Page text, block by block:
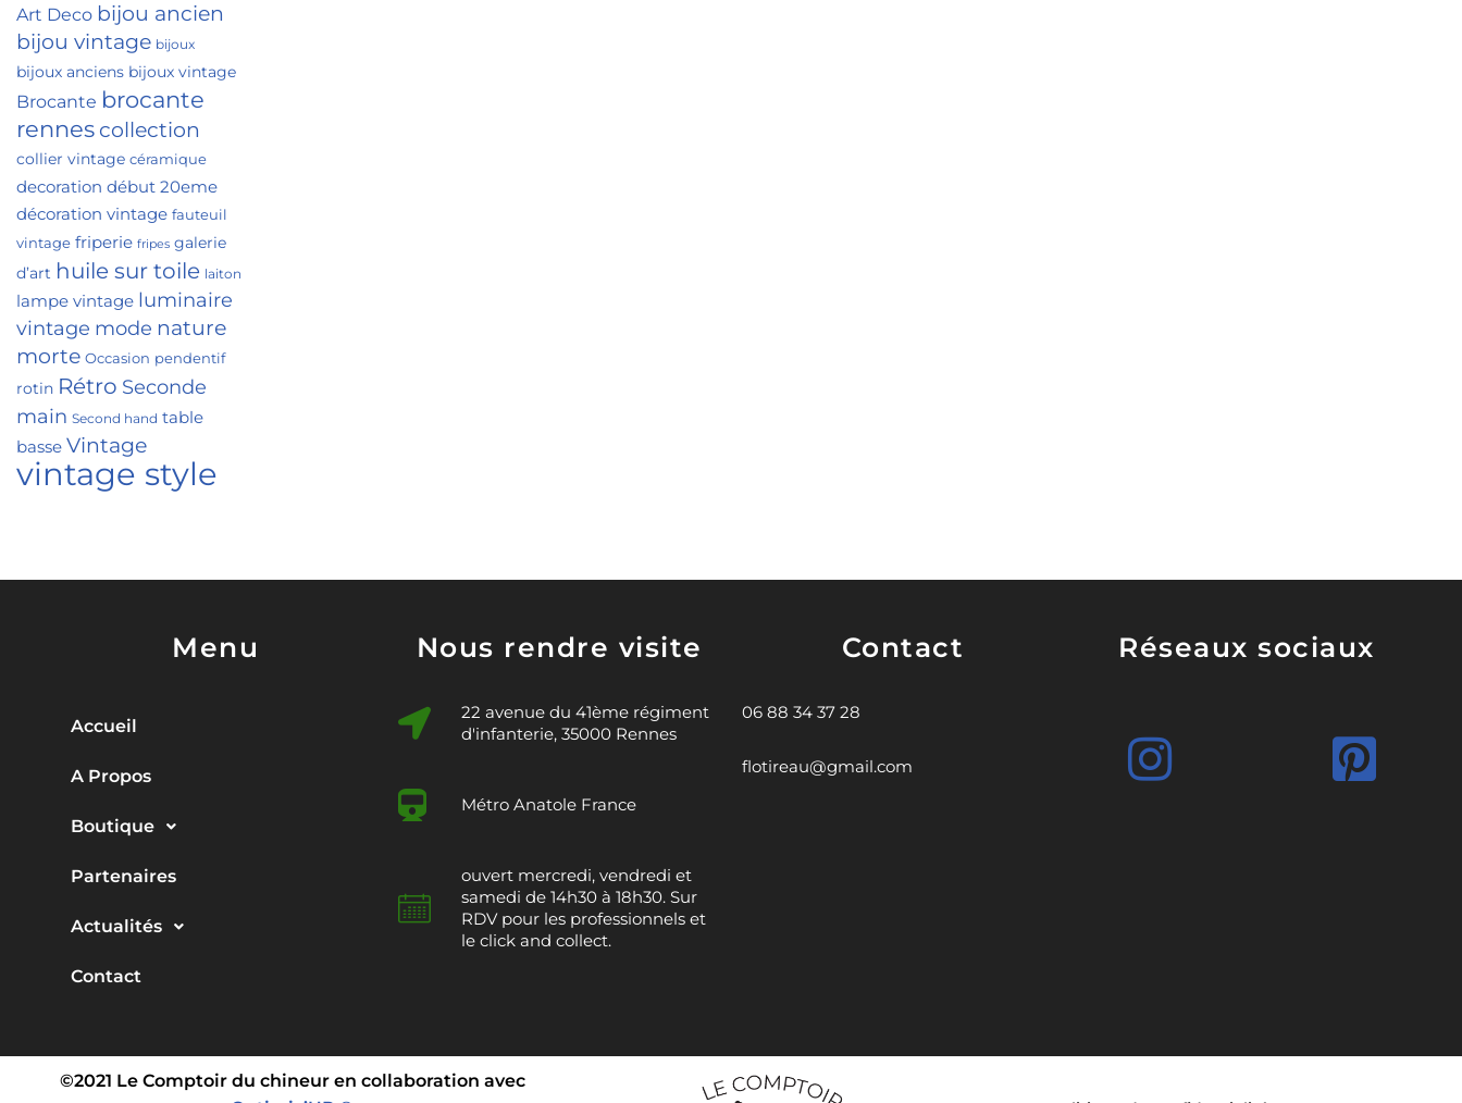
Art Deco bijou ancien
bijou vintage bijoux
bijoux anciens bijoux vintage
Brocante brocante
rennes collection
collier vintage céramique
decoration début 20eme
décoration vintage fauteuil
vintage friperie fripes galerie
d’art huile sur toile laiton
lampe vintage luminaire
vintage mode nature
morte Occasion pendentif
rotin Rétro Seconde
main Second hand table
basse Vintage
vintage style
Menu
Accueil
A Propos
Boutique
Partenaires
Actualités
Contact
Nous rendre visite
22 avenue du 41ème régiment
d'infanterie, 35000 Rennes
Métro Anatole France
ouvert mercredi, vendredi et
samedi de 14h30 à 18h30. Sur
RDV pour les professionnels et
le click and collect.
Contact
06 88 34 37 28
flotireau@gmail.com
Réseaux sociaux
©2021 Le Comptoir du chineur en collaboration avec